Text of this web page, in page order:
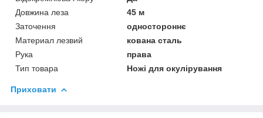
Довжина леза
45 м
Заточення
одностороннє
Материал лезвий
кована сталь
Рука
права
Тип товара
Ножі для окулірування
Приховати